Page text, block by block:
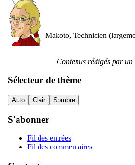
Makoto, Technicien
Contenus rédigés par
Sélecteur de thème
Auto Clair Sombre
S'abonner
Fil des entrées
Fil des commentaires